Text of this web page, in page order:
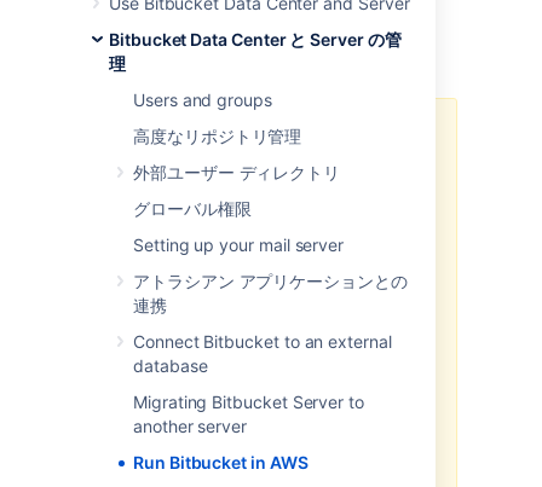
Bitbucket Data Center と Server の管
理
Users and groups
高度なリポジトリ管理
外部ユーザー ディレクトリ
グローバル権限
Setting up your mail server
アトラシアン アプリケーションとの
連携
Connect Bitbucket to an external
database
Migrating Bitbucket Server to
another server
Run Bitbucket in AWS
AWS
デプロイ方法としての
シアンではサポートされなくなりま
した。テンプレートは今後も利用で
ん。
より効率的で堅牢なインフラストラ
クチャと
に、Helm チャートを使用して Data
Center 製品を Kubernetes クラス
ターにデプロイすることをお勧めし
ます。Kubernetes へのデプロイに
関する詳細は
い。